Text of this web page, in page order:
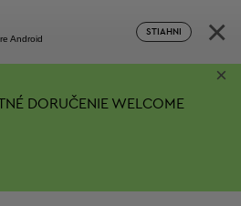
Android
STIAHNI ×
DORUČENIE WELCOME
×